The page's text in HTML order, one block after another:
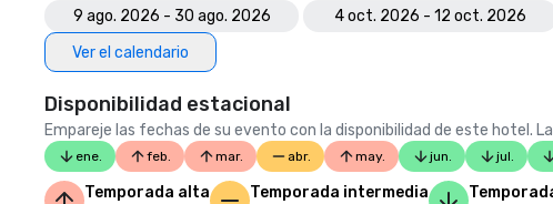
9 ago. 2026 - 30 ago. 2026
4 oct. 2026 - 12 oct. 2026
Ver el calendario
Disponibilidad estacional
Empareje las fechas de su evento con la disponibilidad de este hotel.
ene. feb. mar. abr. may. jun. jul.
Temporada alta
Temporada intermedia